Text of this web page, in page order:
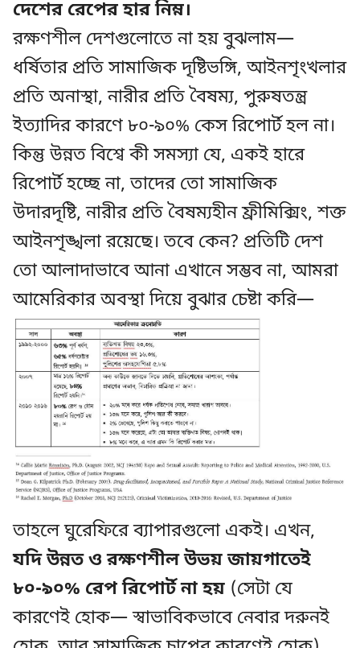
দেশের রেপের হার নিম্ন।
রক্ষণশীল দেশগুলোতে না হয় বুঝলাম—
ধর্ষিতার প্রতি সামাজিক দৃষ্টিভঙ্গি, আইনশৃংখলার
প্রতি অনাস্থা, নারীর প্রতি বৈষম্য, পুরুষতন্ত্র
ইত্যাদির কারণে ৮০-৯০% কেস রিপোর্ট হল না।
কিন্তু উন্নত বিশ্বে কী সমস্যা যে, একই হারে
রিপোর্ট হচ্ছে না, তাদের তো সামাজিক
উদারদৃষ্টি, নারীর প্রতি বৈষম্যহীন ফ্রীমিক্সিং, শক্ত
আইনশৃঙ্খলা রয়েছে। তবে কেন? প্রতিটি দেশ
তো আলাদাভাবে আনা এখানে সম্ভব না, আমরা
আমেরিকার অবস্থা দিয়ে বুঝার চেষ্টা করি—
তাহলে ঘুরেফিরে ব্যাপারগুলো একই। এখন,
যদি উন্নত ও রক্ষণশীল উভয় জায়গাতেই
৮০-৯০% রেপ রিপোর্ট না হয় (সেটা যে
কারণেই হোক— স্বাভাবিকভাবে নেবার দরুনই